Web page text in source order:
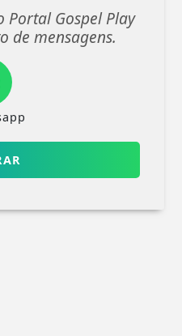
Portal Gospel Play
de mensagens.